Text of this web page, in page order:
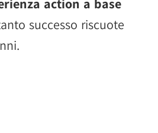
action a base
successo riscuote